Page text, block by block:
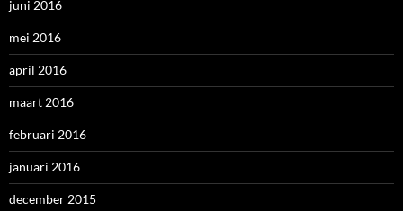
juni 2016
mei 2016
april 2016
maart 2016
februari 2016
januari 2016
december 2015